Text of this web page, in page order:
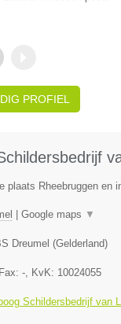
PROFIEL
plaats Rheebruggen en
Google maps ▼
Dreumel (Gelderland)
-, KvK: 10024055
Schildersbedrijf van